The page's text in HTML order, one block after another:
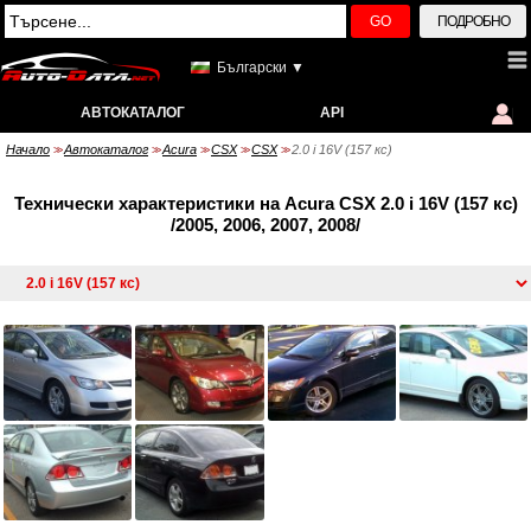
GO ПОДРОБНО
Български ▼
АВТОКАТАЛОГ API
Начало >> Автокаталог >> Acura >> CSX >> CSX >> 2.0 i 16V (157 кс)
Технически характеристики на Acura CSX 2.0 i 16V (157 кс)
/2005, 2006, 2007, 2008/